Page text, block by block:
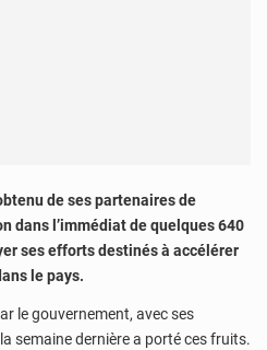
de ses partenaires de
dans l’immédiat de quelques 640
ses efforts destinés à accélérer
le pays.
le gouvernement, avec ses
semaine dernière a porté ces fruits.